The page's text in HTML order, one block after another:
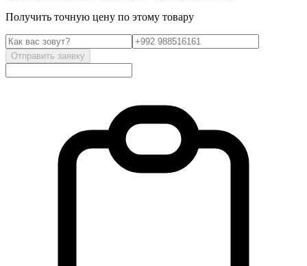
Получить точную цену по этому товару
Отправить заявку